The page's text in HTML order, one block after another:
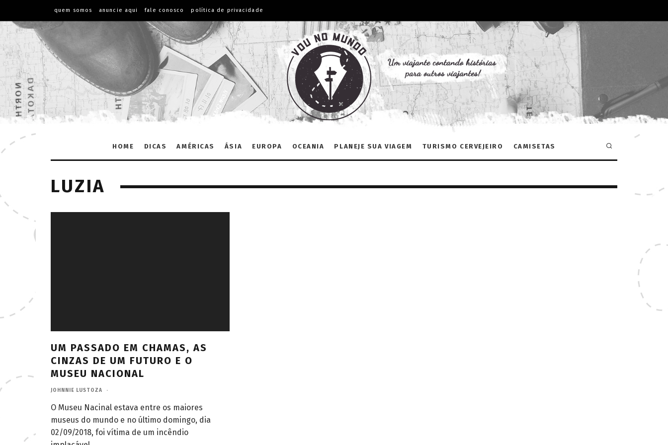
quem somos anuncie aqui fale conosco política de privacidade
HOME DICAS AMÉRICAS ÁSIA EUROPA OCEANIA PLANEJE SUA VIAGEM TURISMO CERVEJEIRO CAMISETAS
LUZIA
UM PASSADO EM CHAMAS, AS
CINZAS DE UM FUTURO E O
MUSEU NACIONAL
JOHNNIE LUSTOZA ·
O Museu Nacinal estava entre os maiores
museus do mundo e no último domingo, dia
02/09/2018, foi vítima de um incêndio